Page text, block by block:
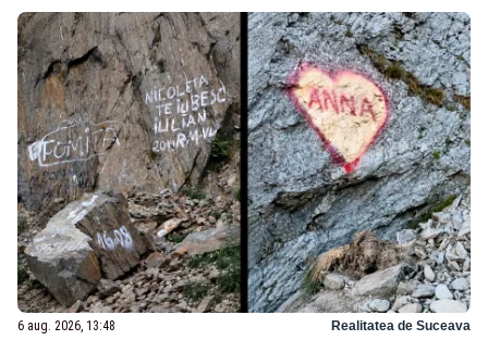
6 aug. 2026, 13:48 Realitatea de Suceava